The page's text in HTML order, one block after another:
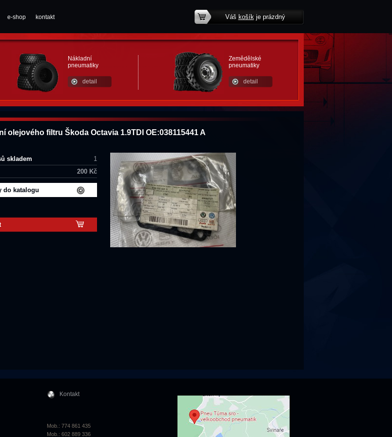
e-shop kontakt Váš košíkje prázdný
Nákladní
pneumatiky
detail
Zemědělské
pneumatiky
detail
olejového filtru Škoda Octavia 1.9TDI OE:038115441 A
skladem
1
200 Kč
do katalogu
Kontakt
Mob.: 774 861 435
Mob.: 602 889 336